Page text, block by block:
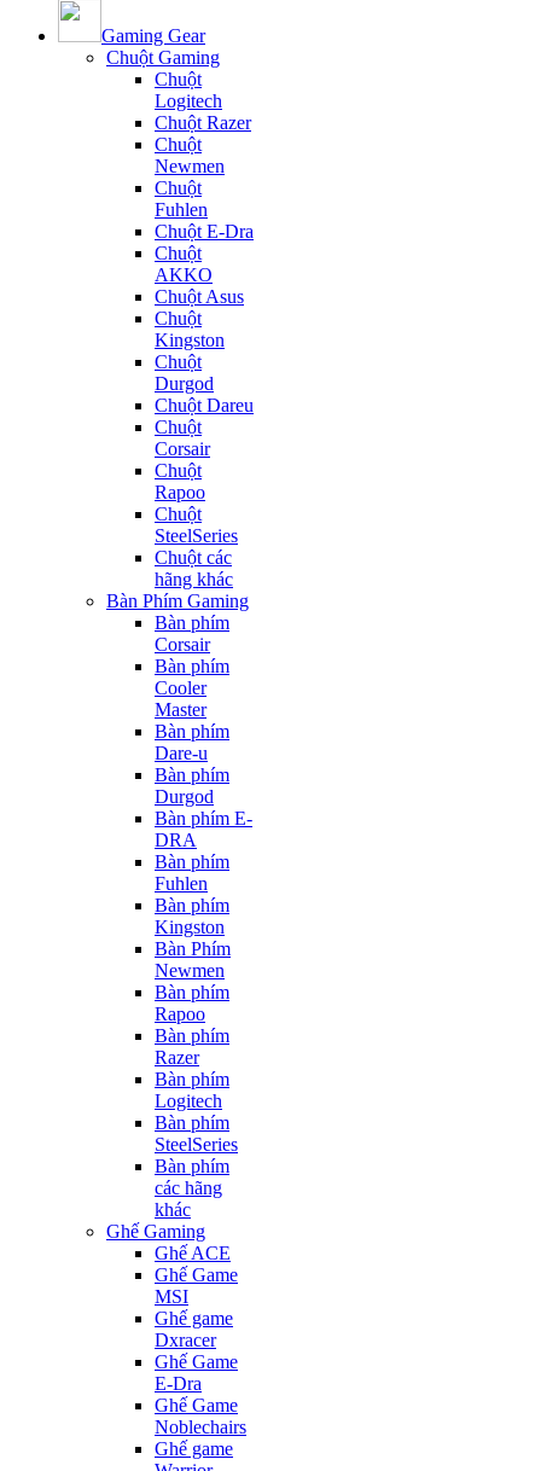
Gaming Gear
Chuột Gaming
Chuột
Logitech
Chuột Razer
Chuột
Newmen
Chuột
Fuhlen
Chuột E-Dra
Chuột
AKKO
Chuột Asus
Chuột
Kingston
Chuột
Durgod
Chuột Dareu
Chuột
Corsair
Chuột
Rapoo
Chuột
SteelSeries
Chuột các
hãng khác
Bàn Phím Gaming
Bàn phím
Corsair
Bàn phím
Cooler
Master
Bàn phím
Dare-u
Bàn phím
Durgod
Bàn phím E-
DRA
Bàn phím
Fuhlen
Bàn phím
Kingston
Bàn Phím
Newmen
Bàn phím
Rapoo
Bàn phím
Razer
Bàn phím
Logitech
Bàn phím
SteelSeries
Bàn phím
các hãng
khác
Ghế Gaming
Ghế ACE
Ghế Game
MSI
Ghế game
Dxracer
Ghế Game
E-Dra
Ghế Game
Noblechairs
Ghế game